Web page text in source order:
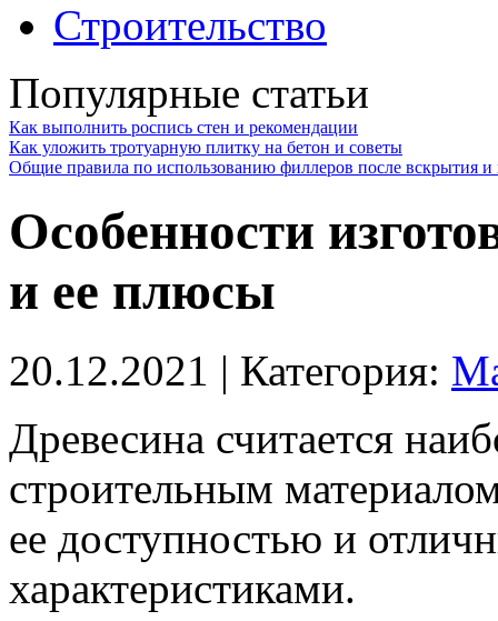
Строительство
Популярные статьи
Как выполнить роспись стен и рекомендации
Как уложить тротуарную плитку на бетон и советы
Общие правила по использованию филлеров после вскрытия и
Особенности
и ее плюсы
20.12.2021 | Категория:
Древесина считается
строительным
ее доступностью и
характеристиками.